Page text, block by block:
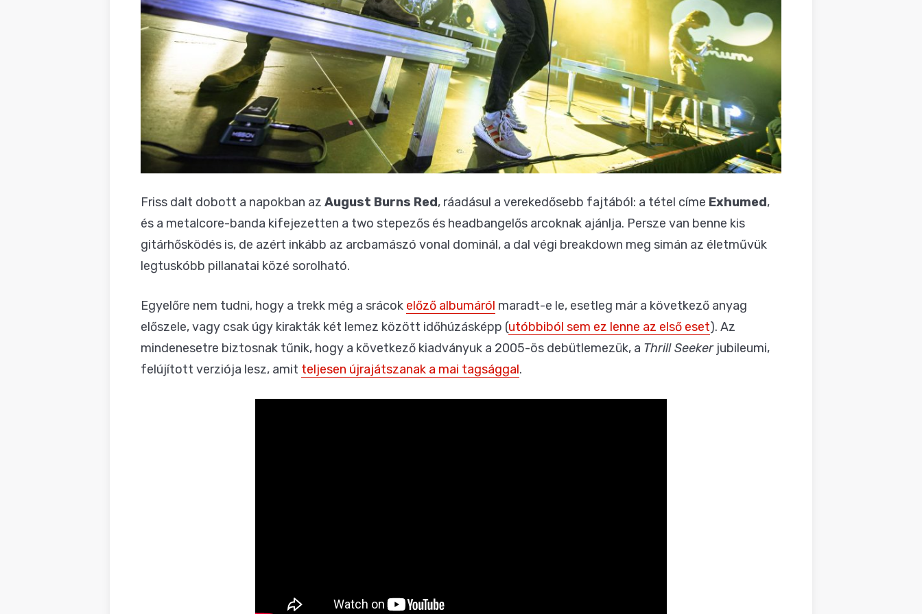
Friss dalt dobott a napokban az August Burns Red, ráadásul a verekedősebb fajtából: a tétel címe Exhumed,
és a metalcore-banda kifejezetten a two stepezős és headbangelős arcoknak ajánlja. Persze van benne kis
gitárhősködés is, de azért inkább az arcbamászó vonal dominál, a dal végi breakdown meg simán az életművük
legtuskóbb pillanatai közé sorolható.
Egyelőre nem tudni, hogy a trekk még a srácok előző albumáról maradt-e le, esetleg már a következő anyag
előszele, vagy csak úgy kirakták két lemez között időhúzásképp (utóbbiból sem ez lenne az első eset). Az
mindenesetre biztosnak tűnik, hogy a következő kiadványuk a 2005-ös debütlemezük, a Thrill Seekerjubileumi,
felújított verziója lesz, amit teljesen újrajátszanak a mai tagsággal.